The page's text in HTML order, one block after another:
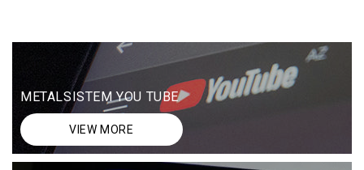
METALSISTEM YOU TUBE
VIEW MORE